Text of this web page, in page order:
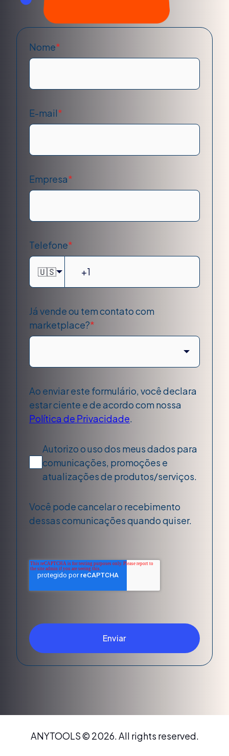
Nome*
E-mail*
Empresa*
Telefone*
🇺🇸
Já vende ou tem contato com
marketplace?*
Ao enviar este formulário, você declara
estar ciente e de acordo com nossa
Política de Privacidade.
Autorizo o uso dos meus dados para
comunicações, promoções e
atualizações de produtos/serviços.
Você pode cancelar o recebimento
dessas comunicações quando quiser.
Enviar
ANYTOOLS © 2026. All rights reserved.